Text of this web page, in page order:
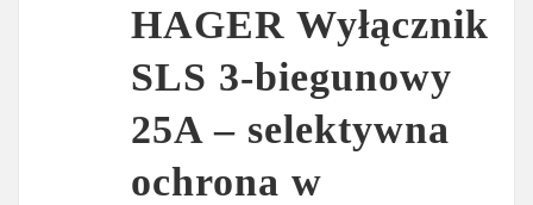
HAGER Wyłącznik
SLS 3-biegunowy
25A – selektywna
ochrona w